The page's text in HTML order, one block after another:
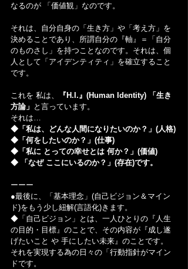
なるのが 「価値観」なのです。
それは、自分自身の「生き方」や「考え方」を
決めることであり、所謂自分の『軸』＝「自分
のものさし」を持つことなのです。それは、個
人として「アイデンティティ」を確立すること
です。
これを 私は、
『H.I.』(Human Identity) 「生き
方論」 と言っています。
それは…
◆「私は、どんな人間になりたいのか？」(人格)
◆「何をしたいのか？」(仕事)
◆「私に とっての幸せとは 何か？」(価値)
◆ 「なぜ ここにいるのか？」(存在)です。
ーーー
●最後に、「基本理念」(自己ビジョン＆マイン
ド)をもう少し紐解(言語化)きます。
◆「自己ビジョン」とは、一人ひとりの『人生
の目的・目標』のことで、その内容が『成し遂
げたいこと や 手にしたい未来』のことです。
それを実現する為の日々の「行動指針がマイン
ドです。